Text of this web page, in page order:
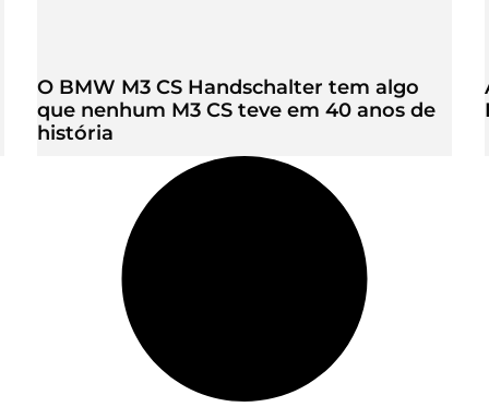
O BMW M3 CS Handschalter tem algo
que nenhum M3 CS teve em 40 anos de
história